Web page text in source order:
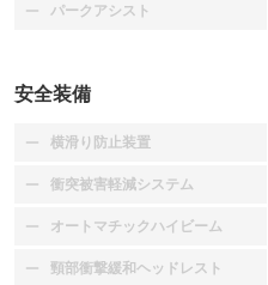
パークアシスト
：装備なし
安全装備
横滑り防止装置
：装備なし
衝突被害軽減システム
：装備なし
オートマチックハイビーム
：装備なし
頸部衝撃緩和ヘッドレスト
：装備なし